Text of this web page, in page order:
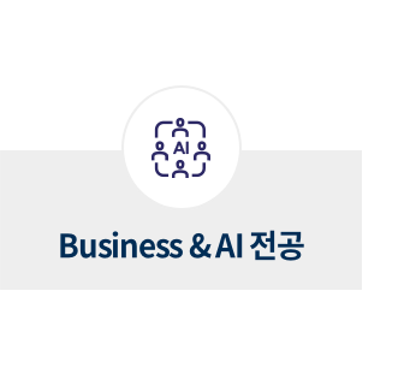
Business & AI 전공